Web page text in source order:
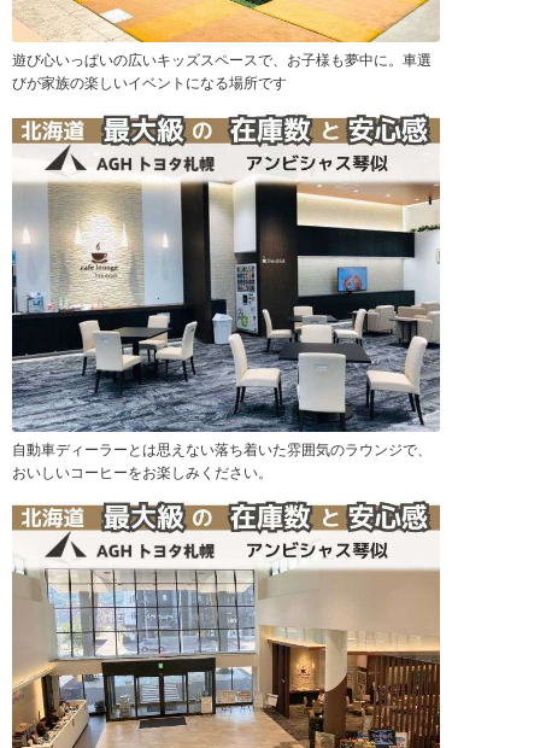
遊び心いっぱいの広いキッズスペースで、お子様も夢中に。車選
びが家族の楽しいイベントになる場所です
自動車ディーラーとは思えない落ち着いた雰囲気のラウンジで、
おいしいコーヒーをお楽しみください。